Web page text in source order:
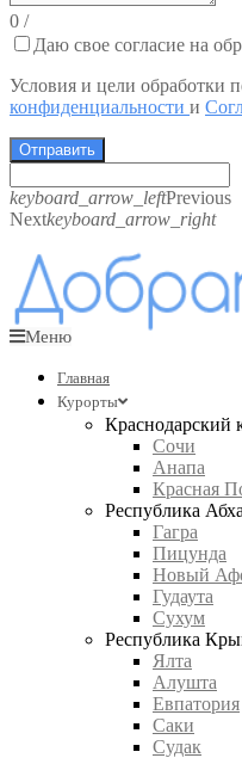
0 /
Даю свое согласие на
Условия и цели обработки
конфиденциальности и
Отправить
keyboard_arrow_leftPrevious
Nextkeyboard_arrow_right
Меню
Главная
Курорты
Краснодарский
Сочи
Анапа
Красная
Республика
Гагра
Пицунда
Новый
Гудаута
Сухум
Республика
Ялта
Алушта
Евпатория
Саки
Судак